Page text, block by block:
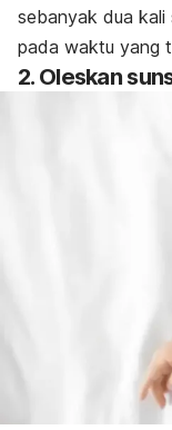
sebanyak dua kali
pada waktu yang
2. Oleskan